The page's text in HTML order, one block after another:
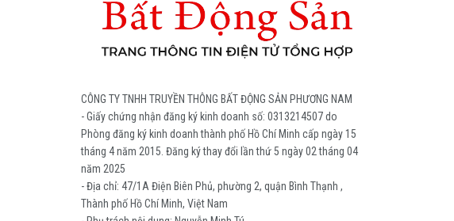
CÔNG TY TNHH TRUYỀN THÔNG BẤT ĐỘNG SẢN PHƯƠNG NAM
- Giấy chứng nhận đăng ký kinh doanh số: 0313214507 do
Phòng đăng ký kinh doanh thành phố Hồ Chí Minh cấp ngày 15
tháng 4 năm 2015. Đăng ký thay đổi lần thứ 5 ngày 02 tháng 04
năm 2025
- Địa chỉ: 47/1A Điện Biên Phủ, phường 2, quận Bình Thạnh ,
Thành phố Hồ Chí Minh, Việt Nam